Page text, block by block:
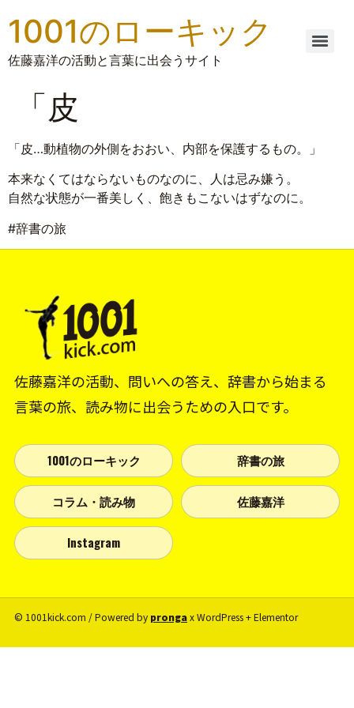
1001のローキック
佐藤嘉洋の活動と言葉に出会うサイト
「皮
「皮…動植物の外側をおおい、内部を保護するもの。」
本来なくてはならないものなのに、人は忌み嫌う。
自然な状態が一番美しく、飽きもこないはずなのに。
#辞書の旅
佐藤嘉洋の活動、問いへの答え、辞書から始まる
言葉の旅、読み物に出会うための入口です。
1001のローキック 辞書の旅
コラム・読み物 佐藤嘉洋
Instagram
© 1001kick.com / Powered by prongax WordPress + Elementor